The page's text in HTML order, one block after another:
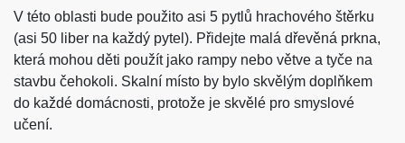
V této oblasti bude použito asi 5 pytlů hrachového štěrku
(asi 50 liber na každý pytel). Přidejte malá dřevěná prkna,
která mohou děti použít jako rampy nebo větve a tyče na
stavbu čehokoli. Skalní místo by bylo skvělým doplňkem
do každé domácnosti, protože je skvělé pro smyslové
učení.